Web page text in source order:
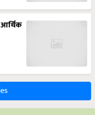
आर्थिक